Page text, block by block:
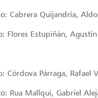
Cabrera Quijandría,
Flores Estupiñán, Agustín
Córdova Párraga, Rafael
Rua Mallqui, Gabriel